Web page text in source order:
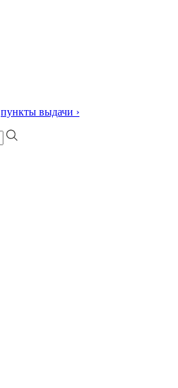
пункты выдачи ›